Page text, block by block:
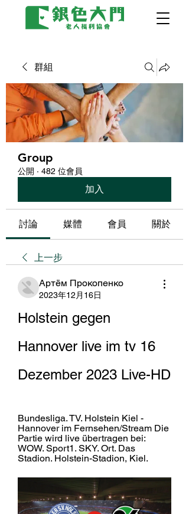
群組
Group
公開 · 482 位會員
加入
討論 媒體 會員 關於
上一步
Артём Прокопенко
2023年12月16日
Holstein gegen
Hannover live im tv 16
Dezember 2023 Live-HD
Bundesliga. TV. Holstein Kiel -
Hannover im Fernsehen/Stream Die
Partie wird live übertragen bei:
WOW. Sport1. SKY. Ort. Das
Stadion. Holstein-Stadion, Kiel.